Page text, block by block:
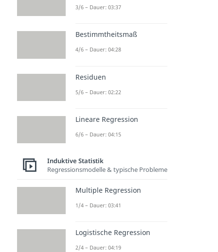
3/6 – Dauer: 03:37
Bestimmtheitsmaß
4/6 – Dauer: 04:28
Residuen
5/6 – Dauer: 02:22
Lineare Regression
6/6 – Dauer: 04:15
Induktive Statistik
Regressionsmodelle & typische Probleme
Multiple Regression
1/4 – Dauer: 03:41
Logistische Regression
2/4 – Dauer: 04:19